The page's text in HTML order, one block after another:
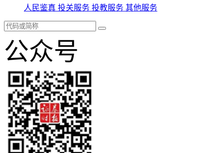
人民鉴真 投关服务 投教服务 其他服务
公众号